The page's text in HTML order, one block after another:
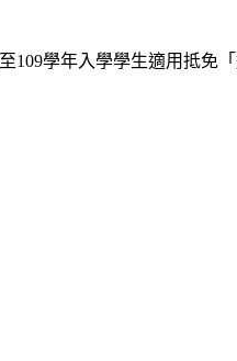
109學年入學學生適用抵免